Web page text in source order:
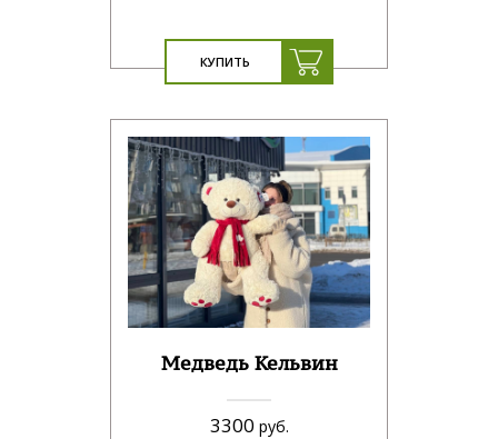
КУПИТЬ
Медведь Кельвин
3300 руб.